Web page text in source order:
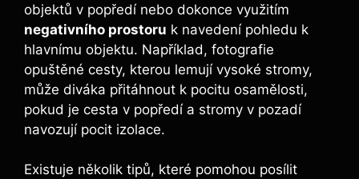
objektů v popředí nebo dokonce využitím
negativního prostoru k navedení pohledu k
hlavnímu objektu. Například, fotografie
opuštěné cesty, kterou lemují vysoké stromy,
může diváka přitáhnout k pocitu osamělosti,
pokud je cesta v popředí a stromy v pozadí
navozují pocit izolace.
Existuje několik tipů, které pomohou posílit